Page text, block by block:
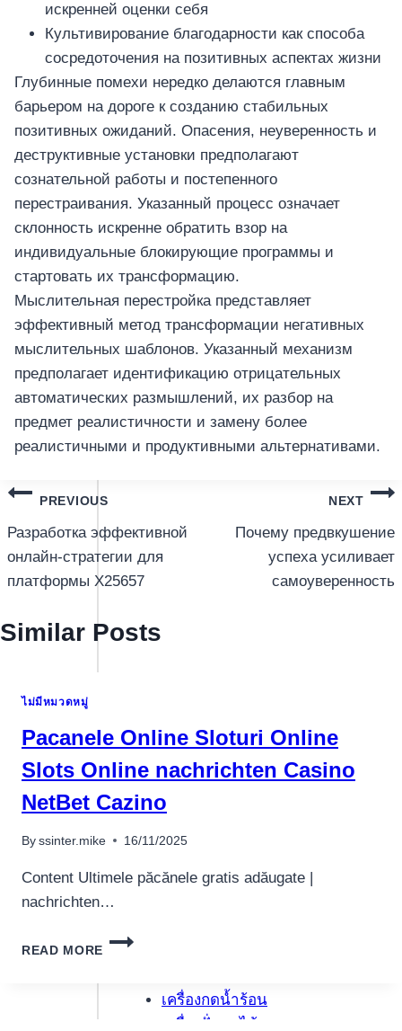
อุปกรณ์เครื่องใช้
อุปกรณ์เครื่องใช้
ภายในครัว
เครื่องกดน้ำร้อน
เครื่องปั่นผลไม้
искренней оценки себя
Культивирование благодарности как способа
сосредоточения на позитивных аспектах жизни
Глубинные помехи нередко делаются главным
барьером на дороге к созданию стабильных
позитивных ожиданий. Опасения, неуверенность и
деструктивные установки предполагают
сознательной работы и постепенного
перестраивания. Указанный процесс означает
склонность искренне обратить взор на
индивидуальные блокирующие программы и
стартовать их трансформацию.
Мыслительная перестройка представляет
эффективный метод трансформации негативных
мыслительных шаблонов. Указанный механизм
предполагает идентификацию отрицательных
автоматических размышлений, их разбор на
предмет реалистичности и замену более
реалистичными и продуктивными альтернативами.
แนะแนว
เรื่อง
PREVIOUS
Разработка эффективной
онлайн-стратегии для
платформы X25657
NEXT
Почему предвкушение
успеха усиливает
самоуверенность
Similar Posts
ไม่มีหมวดหมู่
Pacanele Online Sloturi Online
Slots Online nachrichten Casino
NetBet Cazino
By ssinter.mike 16/11/2025
Content Ultimele păcănele gratis adăugate |
nachrichten…
READ MORE
PACANELE